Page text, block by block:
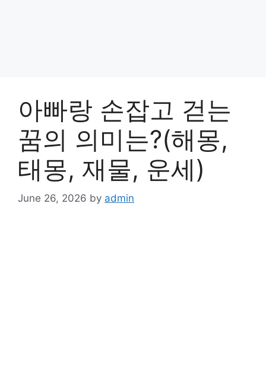
아빠랑 손잡고 걷는
꿈의 의미는?(해몽,
태몽, 재물, 운세)
June 26, 2026 by admin